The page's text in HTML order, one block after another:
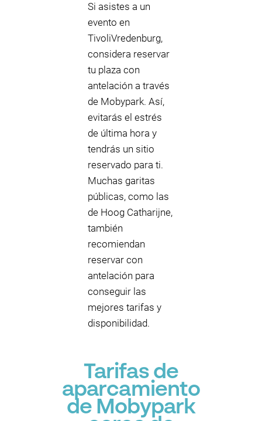
Si asistes a un
evento en
TivoliVredenburg,
considera reservar
tu plaza con
antelación a través
de Mobypark. Así,
evitarás el estrés
de última hora y
tendrás un sitio
reservado para ti.
Muchas garitas
públicas, como las
de Hoog Catharijne,
también
recomiendan
reservar con
antelación para
conseguir las
mejores tarifas y
disponibilidad.
Tarifas de
aparcamiento
de Mobypark